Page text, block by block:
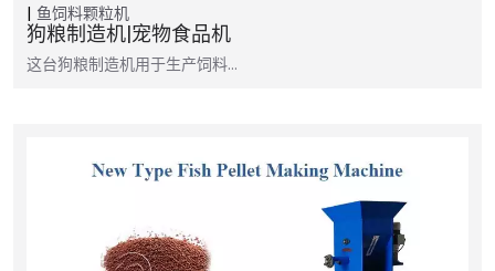
鱼饲料颗粒机
狗粮制造机|宠物食品机
这台狗粮制造机用于生产饲料…